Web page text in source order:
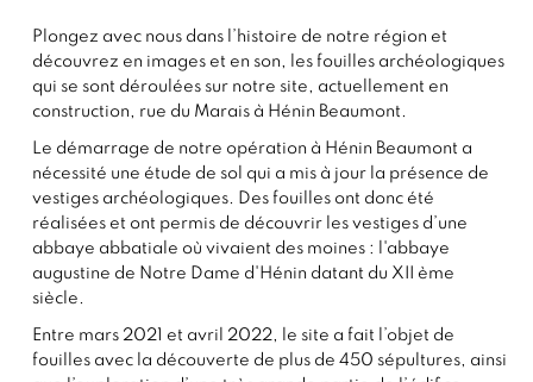
Plongez avec nous dans l’histoire de notre région et
découvrez en images et en son, les fouilles archéologiques
qui se sont déroulées sur notre site, actuellement en
construction, rue du Marais à Hénin Beaumont.
Le démarrage de notre opération à Hénin Beaumont a
nécessité une étude de sol qui a mis à jour la présence de
vestiges archéologiques. Des fouilles ont donc été
réalisées et ont permis de découvrir les vestiges d’une
abbaye abbatiale où vivaient des moines : l'abbaye
augustine de Notre Dame d'Hénin datant du XII ème
siècle.
Entre mars 2021 et avril 2022, le site a fait l’objet de
fouilles avec la découverte de plus de 450 sépultures, ainsi